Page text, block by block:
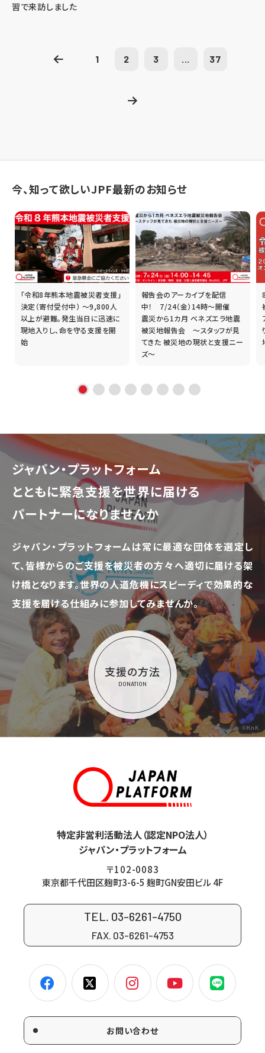
習で来訪しました
1 2 3 ... 37
今、知って欲しいJPF最新のお知らせ
「令和8年熊本地震被災者支援」
決定（寄付受付中） ～9,800人
以上が避難。発生当日に迅速に
現地入りし、命を守る支援を開
始
報告会のアーカイブを配信
中！ 7/24（金）14時～開催
震災から1カ月 ベネズエラ地震
被災地報告会 ～スタッフが見
てきた 被災地の現状と支援ニー
ズ～
ジャパン・プラットフォーム
とともに緊急支援を世界に届ける
パートナーになりませんか
ジャパン・プラットフォームは常に最適な団体を選定し
て、皆様からのご支援を被災者の方々へ適切に届ける架
け橋となります。世界の人道危機にスピーディで効果的な
支援を届ける仕組みに参加してみませんか。
支援の方法
DONATION
©KnK
特定非営利活動法人（認定NPO法人）
ジャパン・プラットフォーム
〒102-0083
東京都千代田区麹町3-6-5 麹町GN安田ビル 4F
TEL. 03-6261-4750
FAX. 03-6261-4753
お問い合わせ